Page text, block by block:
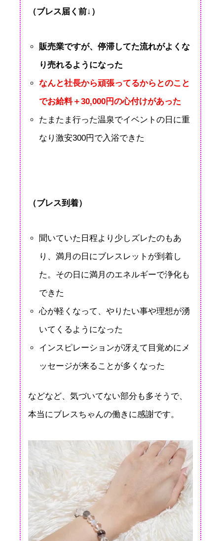
（ブレス届く前↓）
販売業ですが、停滞してた流れがよくな
り売れるようになった
なんと社長から頑張ってるからとのこと
でお給料＋30,000円の心付けがあった
たまたま行った温泉でイベントの日に重
なり激安300円で入浴できた
（ブレス到着）
聞いていた日程より少しズレたのもあ
り、満月の日にブレスレットが到着し
た。その日に満月のエネルギーで浄化も
できた
心が軽くなって、やりたい事や理想が湧
いてくるようになった
インスピレーションが冴えて目覚めにメ
ッセージが来ることが多くなった
などなど、気づいてない部分も多そうで、
本当にブレスちゃんの働きに感謝です。